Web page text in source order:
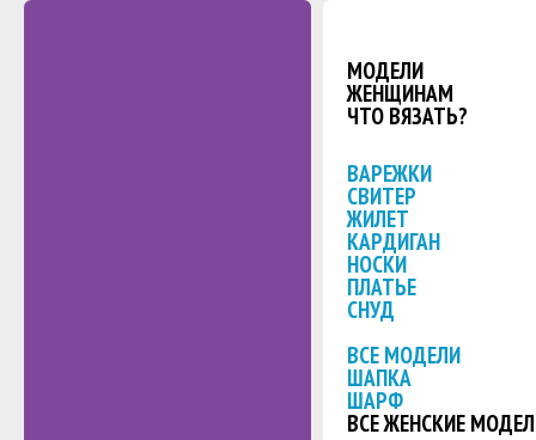
МОДЕЛИ
ЖЕНЩИНАМ
ЧТО ВЯЗАТЬ?
ВАРЕЖКИ
СВИТЕР
ЖИЛЕТ
КАРДИГАН
НОСКИ
ПЛАТЬЕ
СНУД
ВСЕ МОДЕЛИ
ШАПКА
ШАРФ
ВСЕ ЖЕНСКИЕ